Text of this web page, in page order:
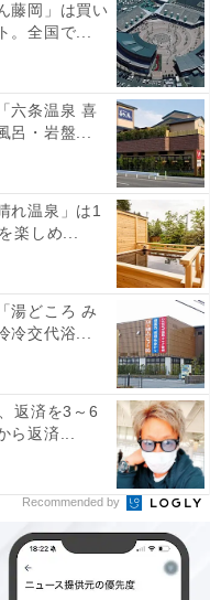
藤岡」は買い
。全国で...
六条温泉 喜
呂・岩盤...
れ温泉」は1
楽しめ...
湯どころ み
冷交代浴...
返済を3～6
ら返済...
Recommended by